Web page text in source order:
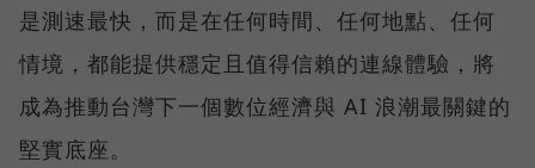
是測速最快，而是在任何時間、任何地點、任何
情境，都能提供穩定且值得信賴的連線體驗，將
成為推動台灣下一個數位經濟與 AI 浪潮最關鍵的
堅實底座。